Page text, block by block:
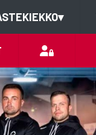
▾